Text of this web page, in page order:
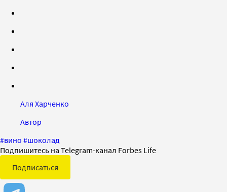
Аля Харченко
Автор
#вино #шоколад
Подпишитесь на Telegram-канал Forbes Life
Подписаться